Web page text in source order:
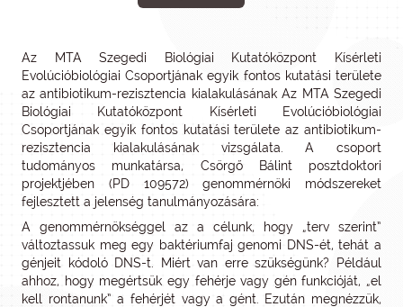
Az MTA Szegedi Biológiai Kutatóközpont Kísérleti
Evolúcióbiológiai Csoportjának egyik fontos kutatási területe
az antibiotikum-rezisztencia kialakulásának Az MTA Szegedi
Biológiai Kutatóközpont Kísérleti Evolúcióbiológiai
Csoportjának egyik fontos kutatási területe az antibiotikum-
rezisztencia kialakulásának vizsgálata. A csoport
tudományos munkatársa, Csörgő Bálint posztdoktori
projektjében (PD 109572) genommérnöki módszereket
fejlesztett a jelenség tanulmányozására:
A genommérnökséggel az a célunk, hogy „terv szerint”
változtassuk meg egy baktériumfaj genomi DNS-ét, tehát a
génjeit kódoló DNS-t. Miért van erre szükségünk? Például
ahhoz, hogy megértsük egy fehérje vagy gén funkcióját, „el
kell rontanunk” a fehérjét vagy a gént. Ezután megnézzük,